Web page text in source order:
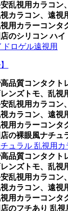
乱視用カラコン
カラコン、遠視
用カラーコンタ
のシリコン ハイ
ドロゲル遠視用
品質コンタクト
ンズトモ、乱視
乱視用カラコン
カラコン、遠視
用カラーコンタ
の裸眼風ナチュ
ュラル 乱視用カ
品質コンタクト
ンズトモ、乱視
乱視用カラコン
カラコン、遠視
用カラーコンタ
のフチあり 乱